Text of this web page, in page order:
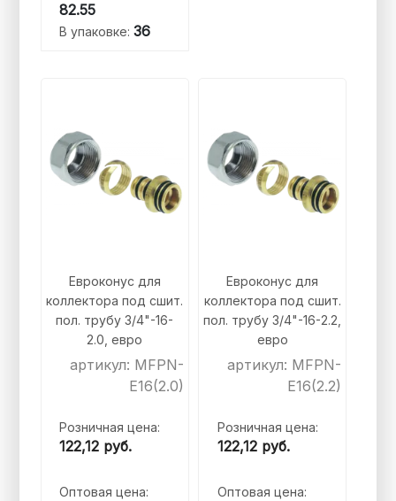
82.55
В упаковке:36
Евроконус для
коллектора под сшит.
пол. трубу 3/4"-16-
2.0, евро
артикул: MFPN-
E16(2.0)
Розничная цена:
122,12 руб.
Оптовая цена:
Евроконус для
коллектора под сшит.
пол. трубу 3/4"-16-2.2,
евро
артикул: MFPN-
E16(2.2)
Розничная цена:
122,12 руб.
Оптовая цена: